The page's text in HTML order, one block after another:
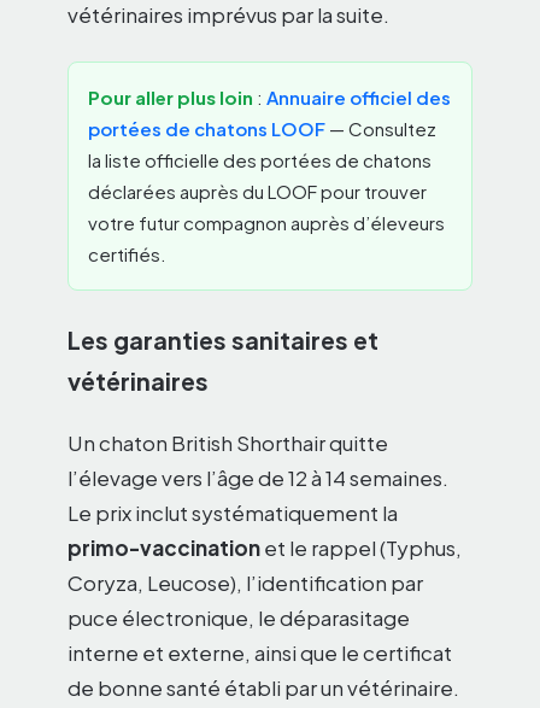
vétérinaires imprévus par la suite.
Pour aller plus loin : Annuaire officiel des
portées de chatons LOOF — Consultez
la liste officielle des portées de chatons
déclarées auprès du LOOF pour trouver
votre futur compagnon auprès d’éleveurs
certifiés.
Les garanties sanitaires et
vétérinaires
Un chaton British Shorthair quitte
l’élevage vers l’âge de 12 à 14 semaines.
Le prix inclut systématiquement la
primo-vaccinationet le rappel (Typhus,
Coryza, Leucose), l’identification par
puce électronique, le déparasitage
interne et externe, ainsi que le certificat
de bonne santé établi par un vétérinaire.